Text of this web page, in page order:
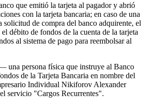
que emitió la tarjeta al pagador y abrió
con la tarjeta bancaria; en caso de una
solicitud de compra del banco adquirente, el
débito de fondos de la cuenta de la tarjeta
al sistema de pago para reembolsar al
una persona física que instruye al Banco
de la Tarjeta Bancaria en nombre del
Individual Nikiforov Alexander
servicio "Cargos Recurrentes".